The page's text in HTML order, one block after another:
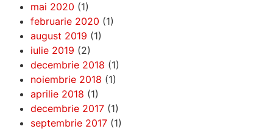
mai 2020 (1)
februarie 2020 (1)
august 2019 (1)
iulie 2019 (2)
decembrie 2018 (1)
noiembrie 2018 (1)
aprilie 2018 (1)
decembrie 2017 (1)
septembrie 2017 (1)